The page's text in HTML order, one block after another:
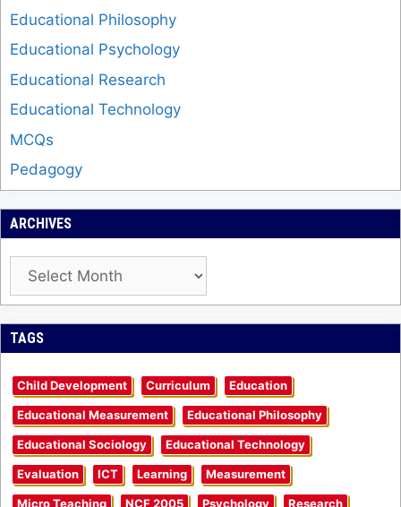
Educational Philosophy
Educational Psychology
Educational Research
Educational Technology
MCQs
Pedagogy
ARCHIVES
Archives
TAGS
Child Development Curriculum Education
Educational Measurement Educational Philosophy
Educational Sociology Educational Technology
Evaluation ICT Learning Measurement
Micro Teaching NCF 2005 Psychology Research